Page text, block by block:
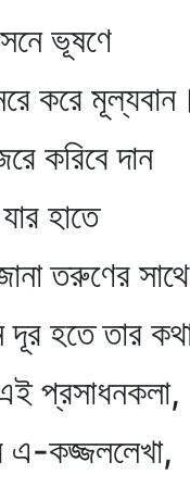
মূল্যবান।
দান
তরুণের সাথে
হতে তার